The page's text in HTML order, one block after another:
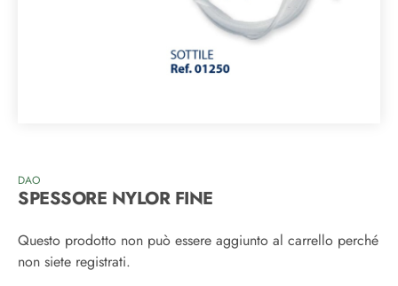
DAO
SPESSORE NYLOR FINE
Questo prodotto non può essere aggiunto al carrello perché
non siete registrati.